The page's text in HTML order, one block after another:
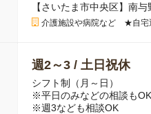
【さいたま市中央区】南
介護施設や病院など ★自宅
週2～3 / 土日祝休
シフト制（月～日）
※平日のみなどの相談もOK
※週3なども相談OK